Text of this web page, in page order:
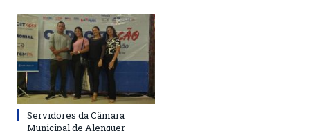
Servidores da Câmara
Municipal de Alenquer